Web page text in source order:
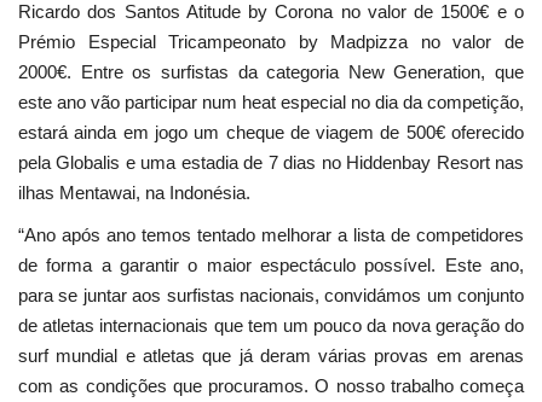
Ricardo dos Santos Atitude by Corona no valor de 1500€ e o
Prémio Especial Tricampeonato by Madpizza no valor de
2000€. Entre os surfistas da categoria New Generation, que
este ano vão participar num heat especial no dia da competição,
estará ainda em jogo um cheque de viagem de 500€ oferecido
pela Globalis e uma estadia de 7 dias no Hiddenbay Resort nas
ilhas Mentawai, na Indonésia.
“Ano após ano temos tentado melhorar a lista de competidores
de forma a garantir o maior espectáculo possível. Este ano,
para se juntar aos surfistas nacionais, convidámos um conjunto
de atletas internacionais que tem um pouco da nova geração do
surf mundial e atletas que já deram várias provas em arenas
com as condições que procuramos. O nosso trabalho começa